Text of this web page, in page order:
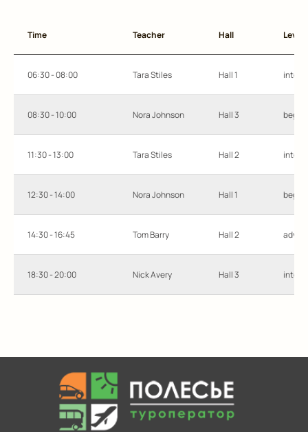
Time Teacher Hall Level
06:30 - 08:00 Tara Stiles Hall 1
08:30 - 10:00 Nora Johnson Hall 3
11:30 - 13:00 Tara Stiles Hall 2
12:30 - 14:00 Nora Johnson Hall 1
14:30 - 16:45 Tom Barry Hall 2
18:30 - 20:00 Nick Avery Hall 3